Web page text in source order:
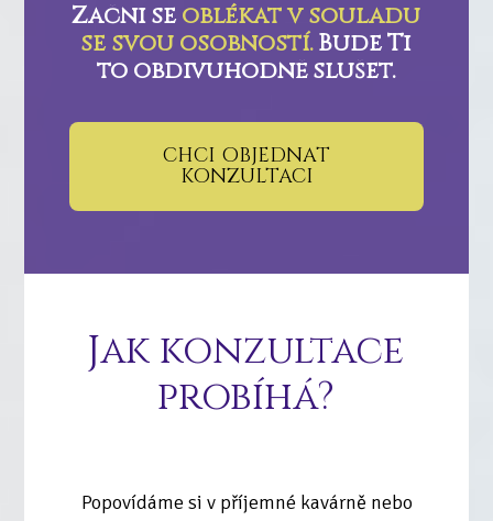
Začni se oblékat v souladu
se svou osobností.Bude Ti
to obdivuhodně slušet.
CHCI OBJEDNAT
KONZULTACI
Jak konzultace
probíhá?
Popovídáme si v příjemné kavárně nebo